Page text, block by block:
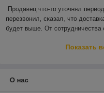
Продавец что-то уточнял
перезвонил, сказал, что
будет выше. От сотрудничества
Показать
О нас